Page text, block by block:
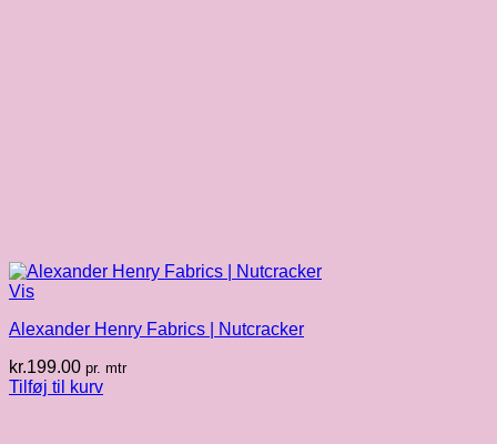
Vis
Alexander Henry Fabrics | Nutcracker
kr.199.00 pr. mtr
Tilføj til kurv